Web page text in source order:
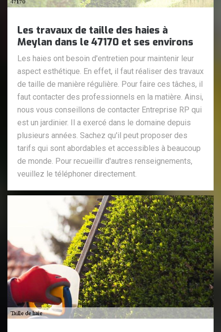
Les travaux de taille des haies à
Meylan dans le 47170 et ses environs
Les haies ont besoin d'entretien pour maintenir leur
aspect esthétique. En effet, il faut réaliser des travaux
de taille de manière régulière. Pour faire ces tâches, il
faut contacter des professionnels en la matière. Ainsi,
nous vous conseillons de contacter Entreprise RP qui
est un jardinier. Il a exercé dans le domaine depuis
plusieurs années. Sachez qu'il peut proposer des
tarifs qui sont abordables et accessibles à beaucoup
de monde. Pour recueillir d'autres renseignements,
veuillez le téléphoner directement.